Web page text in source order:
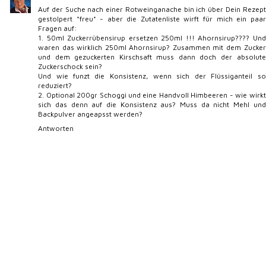
Auf der Suche nach einer Rotweinganache bin ich über Dein Rezept
gestolpert *freu* - aber die Zutatenliste wirft für mich ein paar
Fragen auf:
1. 50ml Zuckerrübensirup ersetzen 250ml !!! Ahornsirup???? Und
waren das wirklich 250ml Ahornsirup? Zusammen mit dem Zucker
und dem gezuckerten Kirschsaft muss dann doch der absolute
Zuckerschock sein?
Und wie funzt die Konsistenz, wenn sich der Flüssiganteil so
reduziert?
2. Optional 200gr Schoggi und eine Handvoll Himbeeren - wie wirkt
sich das denn auf die Konsistenz aus? Muss da nicht Mehl und
Backpulver angeapsst werden?
Antworten